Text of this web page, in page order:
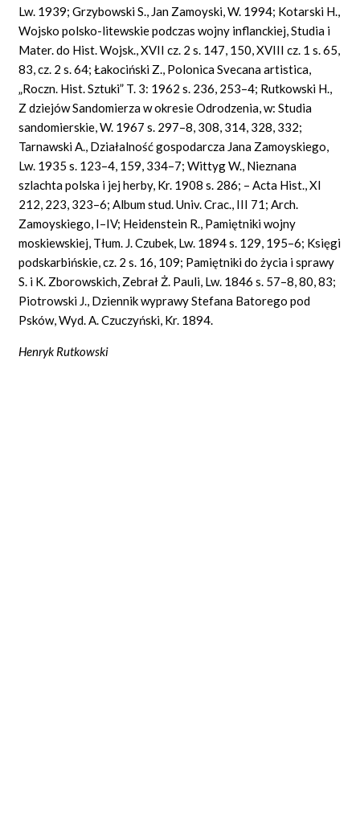
Lw. 1939; Grzybowski S., Jan Zamoyski, W. 1994; Kotarski H.,
Wojsko polsko-litewskie podczas wojny inflanckiej, Studia i
Mater. do Hist. Wojsk., XVII cz. 2 s. 147, 150, XVIII cz. 1 s. 65,
83, cz. 2 s. 64; Łakociński Z., Polonica Svecana artistica,
„Roczn. Hist. Sztuki” T. 3: 1962 s. 236, 253–4; Rutkowski H.,
Z dziejów Sandomierza w okresie Odrodzenia, w: Studia
sandomierskie, W. 1967 s. 297–8, 308, 314, 328, 332;
Tarnawski A., Działalność gospodarcza Jana Zamoyskiego,
Lw. 1935 s. 123–4, 159, 334–7; Wittyg W., Nieznana
szlachta polska i jej herby, Kr. 1908 s. 286; – Acta Hist., XI
212, 223, 323–6; Album stud. Univ. Crac., III 71; Arch.
Zamoyskiego, I–IV; Heidenstein R., Pamiętniki wojny
moskiewskiej, Tłum. J. Czubek, Lw. 1894 s. 129, 195–6; Księgi
podskarbińskie, cz. 2 s. 16, 109; Pamiętniki do życia i sprawy
S. i K. Zborowskich, Zebrał Ż. Pauli, Lw. 1846 s. 57–8, 80, 83;
Piotrowski J., Dziennik wyprawy Stefana Batorego pod
Psków, Wyd. A. Czuczyński, Kr. 1894.
Henryk Rutkowski